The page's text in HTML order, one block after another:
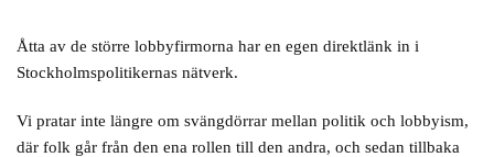
Åtta av de större lobbyfirmorna har en egen direktlänk in i
Stockholmspolitikernas nätverk.
Vi pratar inte längre om svängdörrar mellan politik och lobbyism,
där folk går från den ena rollen till den andra, och sedan tillbaka